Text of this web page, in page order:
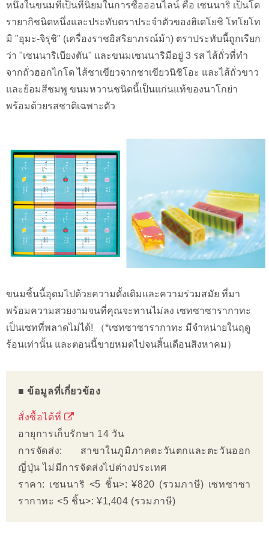
หนึ่งในขนมที่เป็นที่นิยมในการซื้อออนไลน์ คือ เซนนาริ เป็นโด
รายากิชนิดหนึ่งและประทับตราประจำตัวของฮิเดโยชิ โทโยโท
มิ "อุมะ-จิรุชิ" (เครื่องราชอิสริยาภรณ์ม้า) ตราประทับนี้ถูกเรียก
ว่า "เซนนาริเบียงตัน" และขนมเซนนาริมีอยู่ 3 รส ไส้ถั่วที่ทำ
จากถั่วฮอกไกโด ไส้ชาเขียวจากชาเขียวนิชิโอะ และไส้ถั่วขาว
และย้อมสีชมพู ขนมหวานชนิดนี้เป็นแก่นแท้ของนาโกย่า
พร้อมด้วยรสชาติเฉพาะตัว
ขนมชิ้นนี้อุดมไปด้วยความดั้งเดิมและความร่วมสมัย ที่มา
พร้อมความสวยงามจนที่คุณจะทานไม่ลง เซทซาซารากาทะ
เป็นเซทที่พลาดไม่ได้! （*เซทซาซารากาทะ มีจำหน่ายในฤดู
ร้อนเท่านั้น และตอนนี้ขายหมดไปจนสิ้นเดือนสิงหาคม）
■ ข้อมูลที่เกี่ยวข้อง
สั่งซื้อได้ที่
อายุการเก็บรักษา 14 วัน
การจัดส่ง: สาขาในภูมิภาคตะวันตกและตะวันออก
ญี่ปุ่น ไม่มีการจัดส่งไปต่างประเทศ
ราคา: เซนนาริ <5 ชิ้น>: ¥820 (รวมภาษี) เซทซาซา
รากาทะ <5 ชิ้น>: ¥1,404 (รวมภาษี)